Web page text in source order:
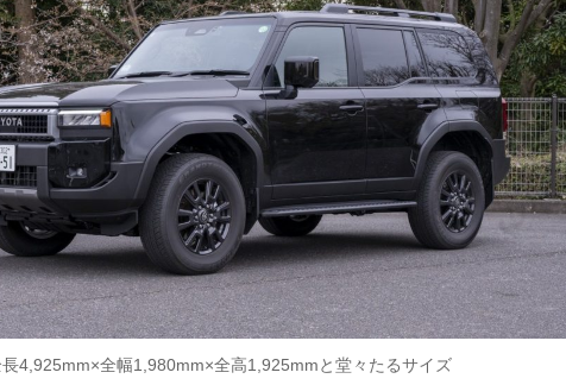
4,925mm×全幅1,980mm×全高1,925mmと堂々たるサイズ